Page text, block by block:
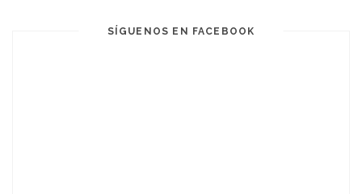
SÍGUENOS EN FACEBOOK